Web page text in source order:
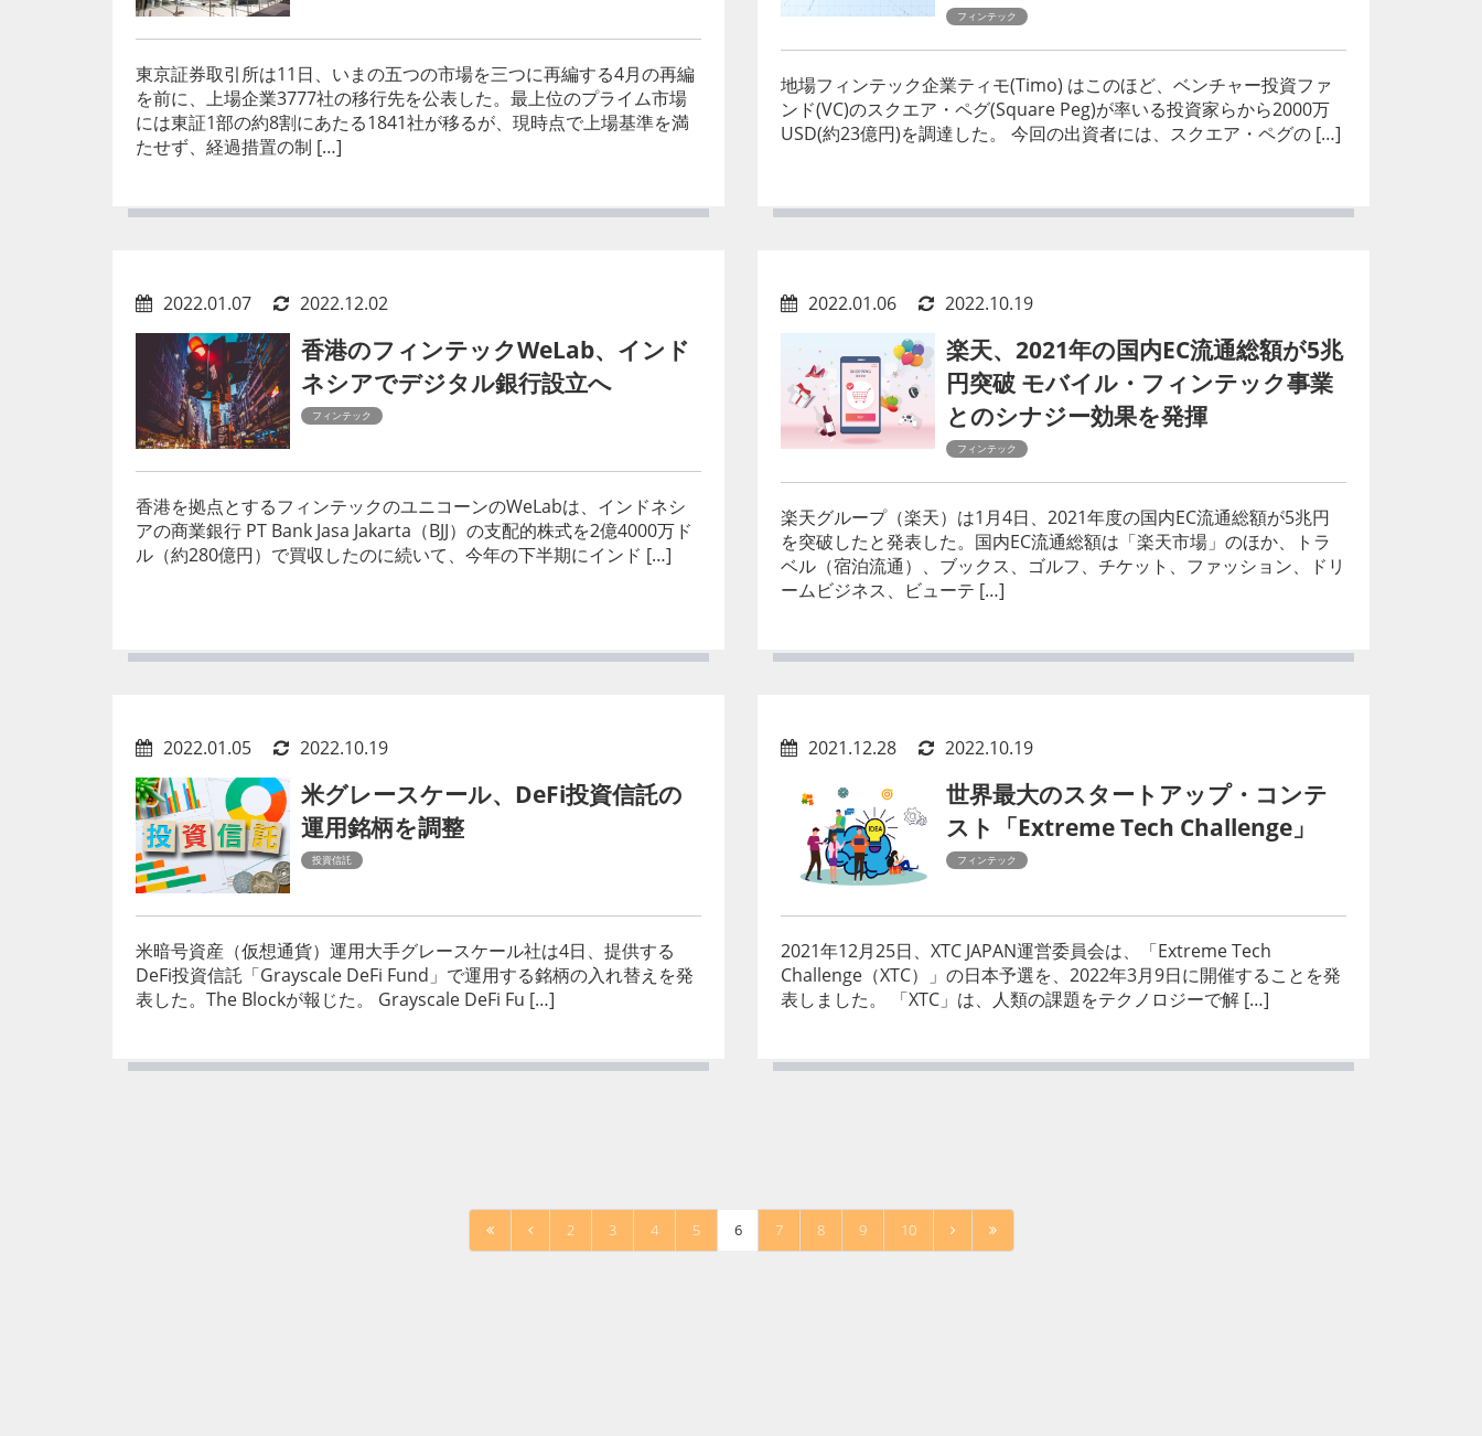
東京証券取引所は11日、いまの五つの市場を三つに再編する4月の再編
を前に、上場企業3777社の移行先を公表した。最上位のプライム市場
には東証1部の約8割にあたる1841社が移るが、現時点で上場基準を満
たせず、経過措置の制 […]
フィンテック
地場フィンテック企業ティモ(Timo) はこのほど、ベンチャー投資ファ
ンド(VC)のスクエア・ペグ(Square Peg)が率いる投資家らから2000万
USD(約23億円)を調達した。 今回の出資者には、スクエア・ペグの […]
2022.01.07 2022.12.02
香港のフィンテックWeLab、インド
ネシアでデジタル銀行設立へ
フィンテック
香港を拠点とするフィンテックのユニコーンのWeLabは、インドネシ
アの商業銀行 PT Bank Jasa Jakarta（BJJ）の支配的株式を2億4000万ド
ル（約280億円）で買収したのに続いて、今年の下半期にインド […]
2022.01.06 2022.10.19
楽天、2021年の国内EC流通総額が5兆
円突破 モバイル・フィンテック事業
とのシナジー効果を発揮
フィンテック
楽天グループ（楽天）は1月4日、2021年度の国内EC流通総額が5兆円
を突破したと発表した。国内EC流通総額は「楽天市場」のほか、トラ
ベル（宿泊流通）、ブックス、ゴルフ、チケット、ファッション、ドリ
ームビジネス、ビューテ […]
2022.01.05 2022.10.19
米グレースケール、DeFi投資信託の
運用銘柄を調整
投資信託
米暗号資産（仮想通貨）運用大手グレースケール社は4日、提供する
DeFi投資信託「Grayscale DeFi Fund」で運用する銘柄の入れ替えを発
表した。The Blockが報じた。 Grayscale DeFi Fu […]
2021.12.28 2022.10.19
世界最大のスタートアップ・コンテ
スト「Extreme Tech Challenge」
フィンテック
2021年12月25日、XTC JAPAN運営委員会は、「Extreme Tech
Challenge（XTC）」の日本予選を、2022年3月9日に開催することを発
表しました。 「XTC」は、人類の課題をテクノロジーで解 […]
2 3 4 5 6 7 8 9 10